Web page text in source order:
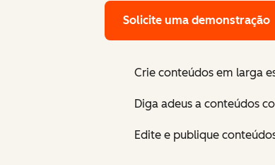
Solicite uma demonstração
Crie conteúdos em larga
Diga adeus a conteúdos
Edite e publique